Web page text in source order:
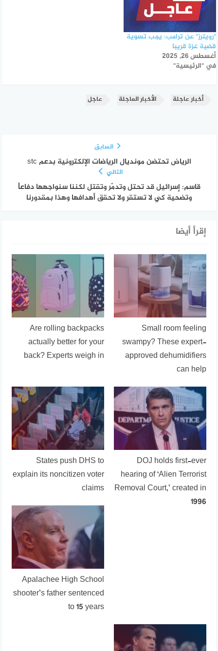
"رويترز" عن ترامب: يجب تسوية
قضية غزة قريبا
أغسطس 26, 2025
في "الرئيسية"
أخبار عاجلة الأخبار العاجلة عاجل
السابق
الرياض تحتضن مونديال الرياضات الإلكترونية بدعم stc
التالي
قاسم: إسرائيل قد تحتل وتدمّر وتقتل لكننا سنواجهها دفاعاً
وتضحية كي لا تستقر ولا تحقق أهدافها وهذا بمقدورنا
إقرأ أيضا
Small room feeling
swampy? These expert-
approved dehumidifiers
can help
Are rolling backpacks
actually better for your
back? Experts weigh in
DOJ holds first-ever
hearing of ‘Alien Terrorist
Removal Court,’ created in
1996
States push DHS to
explain its noncitizen voter
claims
Apalachee High School
shooter’s father sentenced
to 15 years